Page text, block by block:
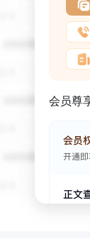
会员尊